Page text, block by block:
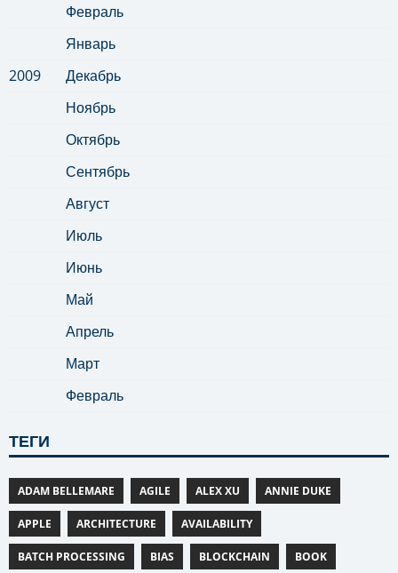
Февраль
Январь
2009
Декабрь
Ноябрь
Октябрь
Сентябрь
Август
Июль
Июнь
Май
Апрель
Март
Февраль
ТЕГИ
ADAM BELLEMARE AGILE ALEX XU ANNIE DUKE
APPLE ARCHITECTURE AVAILABILITY
BATCH PROCESSING BIAS BLOCKCHAIN BOOK